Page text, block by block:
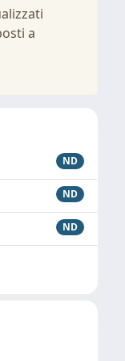
a
ND
ND
ND